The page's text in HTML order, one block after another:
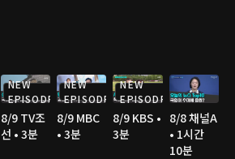
NEW
EPISODE
8/9 TV조
선 • 3분
NEW
EPISODE
8/9 MBC
• 3분
NEW
EPISODE
8/9 KBS •
3분
8/8 채널A
• 1시간
10분